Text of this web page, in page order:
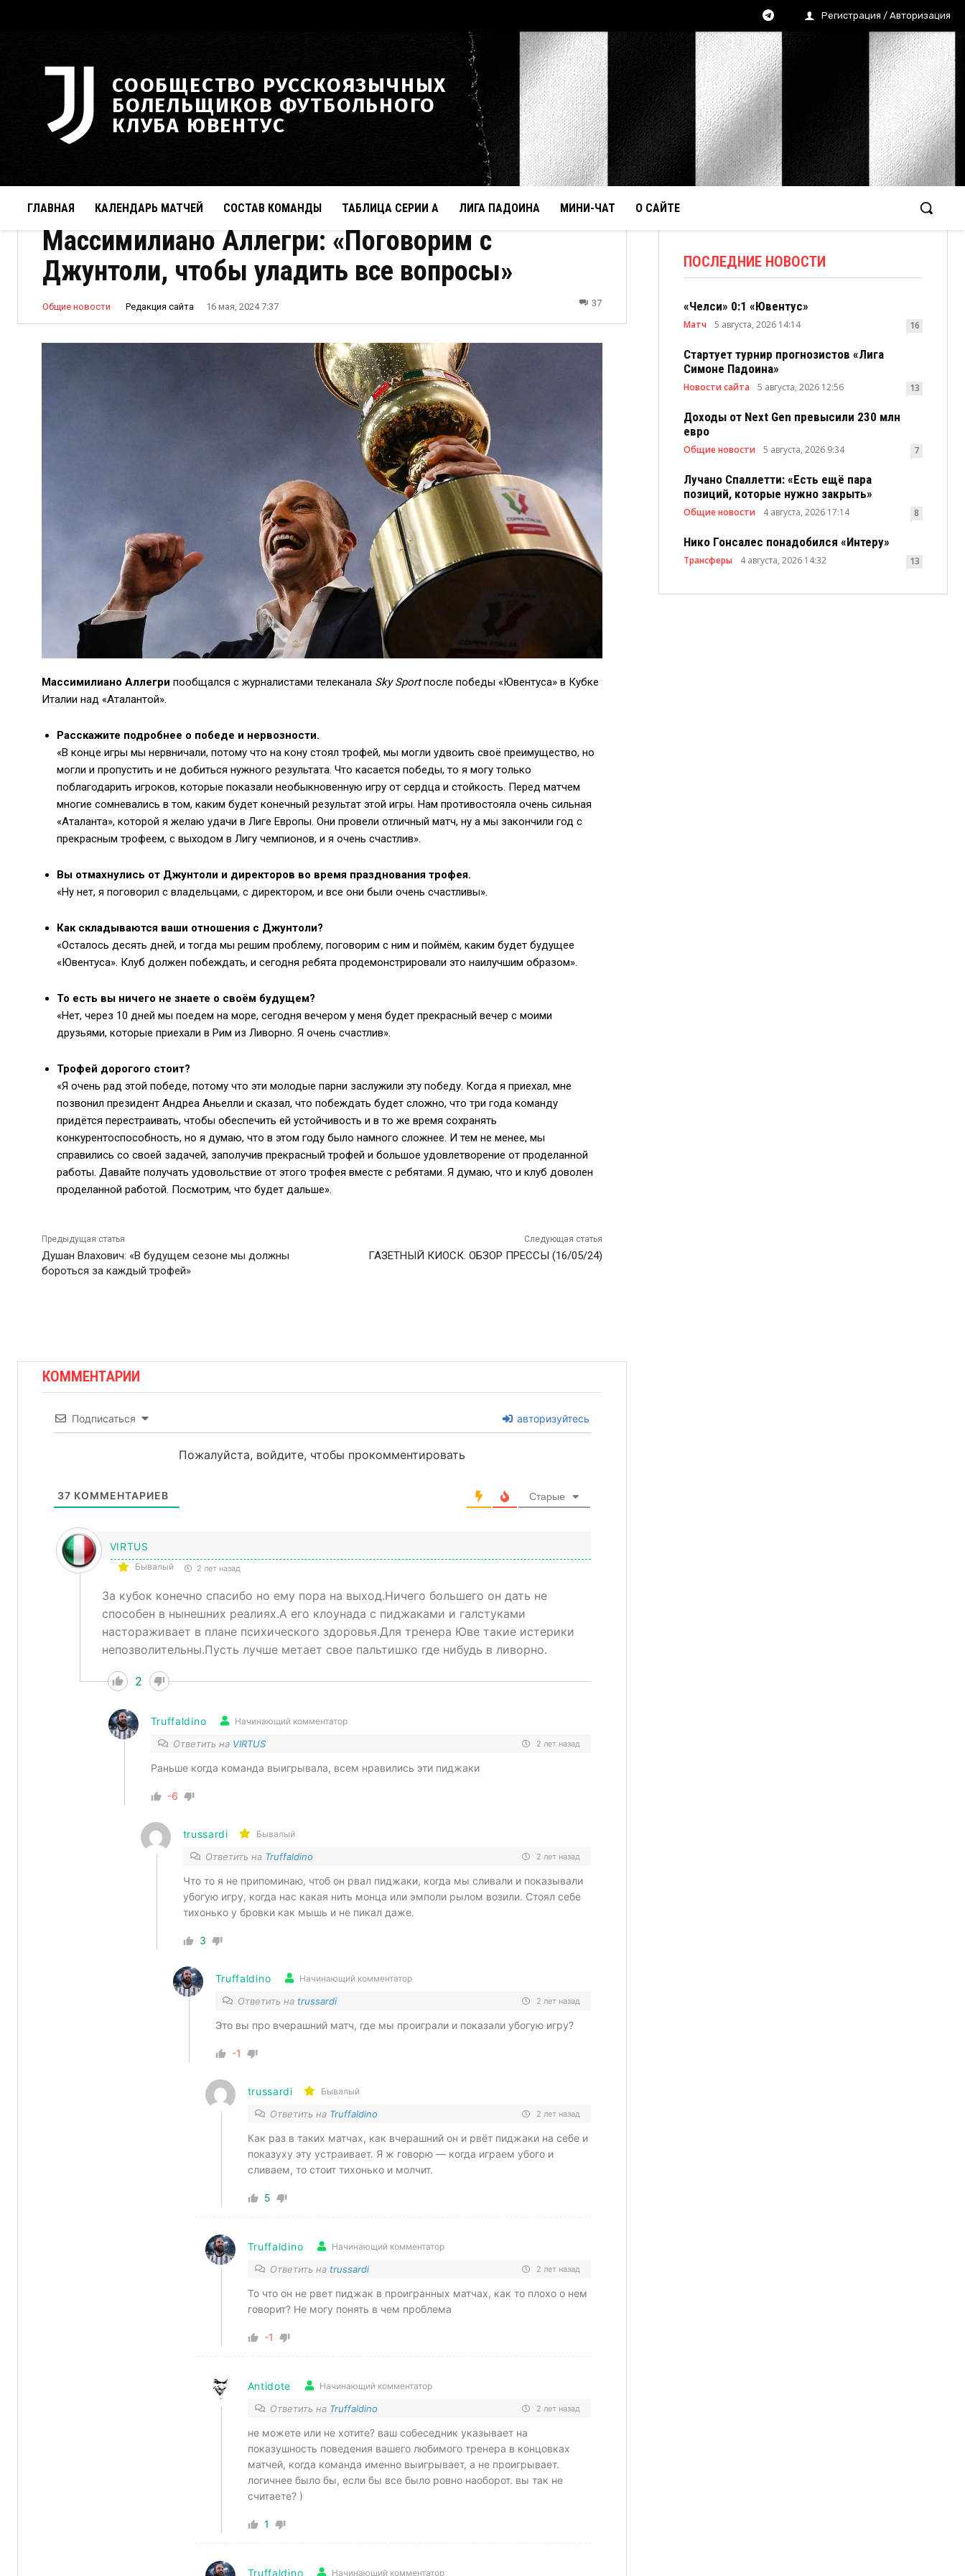
Регистрация / Авторизация
СООБЩЕСТВО РУССКОЯЗЫЧНЫХ
БОЛЕЛЬЩИКОВ ФУТБОЛЬНОГО
КЛУБА ЮВЕНТУС
ГЛАВНАЯ КАЛЕНДАРЬ МАТЧЕЙ СОСТАВ КОМАНДЫ ТАБЛИЦА СЕРИИ А ЛИГА ПАДОИНА МИНИ-ЧАТ О САЙТЕ
Массимилиано Аллегри: «Поговорим с
Джунтоли, чтобы уладить все вопросы»
Общие новости Редакция сайта 16 мая, 2024 7:37 37
Массимилиано Аллегри пообщался с журналистами телеканала Sky Sportпосле победы «Ювентуса» в Кубке
Италии над «Аталантой».
Расскажите подробнее о победе и нервозности.
«В конце игры мы нервничали, потому что на кону стоял трофей, мы могли удвоить своё преимущество, но
могли и пропустить и не добиться нужного результата. Что касается победы, то я могу только
поблагодарить игроков, которые показали необыкновенную игру от сердца и стойкость. Перед матчем
многие сомневались в том, каким будет конечный результат этой игры. Нам противостояла очень сильная
«Аталанта», которой я желаю удачи в Лиге Европы. Они провели отличный матч, ну а мы закончили год с
прекрасным трофеем, с выходом в Лигу чемпионов, и я очень счастлив».
Вы отмахнулись от Джунтоли и директоров во время празднования трофея.
«Ну нет, я поговорил с владельцами, с директором, и все они были очень счастливы».
Как складываются ваши отношения с Джунтоли?
«Осталось десять дней, и тогда мы решим проблему, поговорим с ним и поймём, каким будет будущее
«Ювентуса». Клуб должен побеждать, и сегодня ребята продемонстрировали это наилучшим образом».
То есть вы ничего не знаете о своём будущем?
«Нет, через 10 дней мы поедем на море, сегодня вечером у меня будет прекрасный вечер с моими
друзьями, которые приехали в Рим из Ливорно. Я очень счастлив».
Трофей дорогого стоит?
«Я очень рад этой победе, потому что эти молодые парни заслужили эту победу. Когда я приехал, мне
позвонил президент Андреа Аньелли и сказал, что побеждать будет сложно, что три года команду
придётся перестраивать, чтобы обеспечить ей устойчивость и в то же время сохранять
конкурентоспособность, но я думаю, что в этом году было намного сложнее. И тем не менее, мы
справились со своей задачей, заполучив прекрасный трофей и большое удовлетворение от проделанной
работы. Давайте получать удовольствие от этого трофея вместе с ребятами. Я думаю, что и клуб доволен
проделанной работой. Посмотрим, что будет дальше».
Предыдущая статья
Душан Влахович: «В будущем сезоне мы должны
бороться за каждый трофей»
Следующая статья
ГАЗЕТНЫЙ КИОСК. ОБЗОР ПРЕССЫ (16/05/24)
КОММЕНТАРИИ
Подписаться авторизуйтесь
Пожалуйста, войдите, чтобы прокомментировать
37 КОММЕНТАРИЕВ Старые
VIRTUS
Бывалый 2 лет назад
За кубок конечно спасибо но ему пора на выход.Ничего большего он дать не
способен в нынешних реалиях.А его клоунада с пиджаками и галстуками
настораживает в плане психического здоровья.Для тренера Юве такие истерики
непозволительны.Пусть лучше метает свое пальтишко где нибудь в ливорно.
2
Truffaldino Начинающий комментатор
Ответить на VIRTUS 2 лет назад
Раньше когда команда выигрывала, всем нравились эти пиджаки
-6
trussardi Бывалый
Ответить на Truffaldino 2 лет назад
Что то я не припоминаю, чтоб он рвал пиджаки, когда мы сливали и показывали
убогую игру, когда нас какая нить монца или эмполи рылом возили. Стоял себе
тихонько у бровки как мышь и не пикал даже.
3
Truffaldino Начинающий комментатор
Ответить на trussardi 2 лет назад
Это вы про вчерашний матч, где мы проиграли и показали убогую игру?
-1
trussardi Бывалый
Ответить на Truffaldino 2 лет назад
Как раз в таких матчах, как вчерашний он и рвёт пиджаки на себе и
показуху эту устраивает. Я ж говорю — когда играем убого и
сливаем, то стоит тихонько и молчит.
5
Truffaldino Начинающий комментатор
Ответить на trussardi 2 лет назад
То что он не рвет пиджак в проигранных матчах, как то плохо о нем
говорит? Не могу понять в чем проблема
-1
Antidote Начинающий комментатор
Ответить на Truffaldino 2 лет назад
не можете или не хотите? ваш собеседник указывает на
показушность поведения вашего любимого тренера в концовках
матчей, когда команда именно выигрывает, а не проигрывает.
логичнее было бы, если бы все было ровно наоборот. вы так не
считаете? )
1
Truffaldino Начинающий комментатор
ПОСЛЕДНИЕ НОВОСТИ
«Челси» 0:1 «Ювентус»
Матч 5 августа, 2026 14:14 16
Стартует турнир прогнозистов «Лига
Симоне Падоина»
Новости сайта 5 августа, 2026 12:56 13
Доходы от Next Gen превысили 230 млн
евро
Общие новости 5 августа, 2026 9:34 7
Лучано Спаллетти: «Есть ещё пара
позиций, которые нужно закрыть»
Общие новости 4 августа, 2026 17:14 8
Нико Гонсалес понадобился «Интеру»
Трансферы 4 августа, 2026 14:32 13